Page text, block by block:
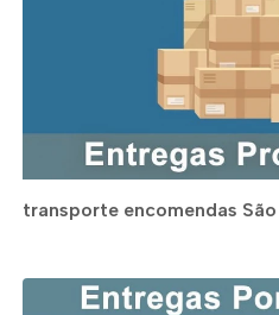
transporte encomendas São